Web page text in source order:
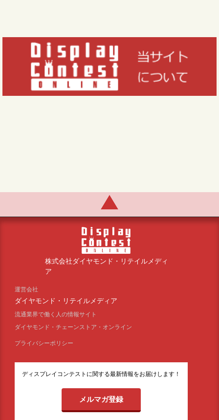
株式会社ダイヤモンド・リテイルメディ
ア
運営会社
ダイヤモンド・リテイルメディア
流通業界で働く人の情報サイト
ダイヤモンド・チェーンストア・オンライン
プライバシーポリシー
ディスプレイコンテストに関する最新情報をお届けします！
メルマガ登録